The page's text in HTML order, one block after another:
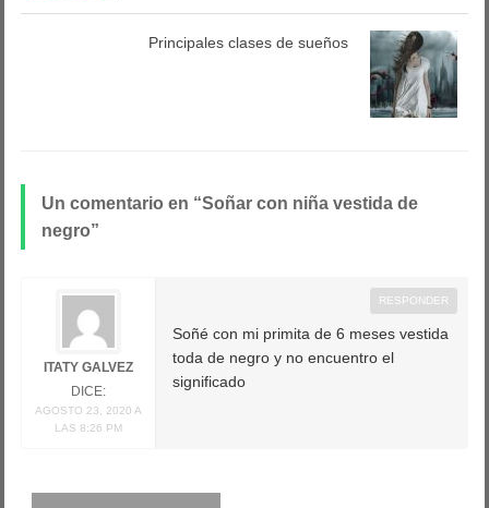
Principales clases de sueños
Un comentario en “ Soñar con niña vestida de
negro”
ITATY GALVEZ
DICE:
AGOSTO 23, 2020 A
LAS 8:26 PM
Soñé con mi primita de 6 meses vestida
toda de negro y no encuentro el
significado
RESPONDER